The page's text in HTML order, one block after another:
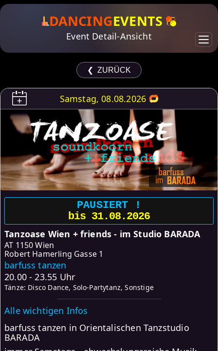
DANCINGEVENTS
Event Detail-Ansicht
❮ ZURÜCK
Samstag, 08.08.2026
PAUSIERT !
bis 31.08.2026
Tanzoase Wien + friends - im Studio BARADA
AT 1150 Wien
Robert Hamerling Gasse 1
barfuss tanzen
20.00 - 23.55 Uhr
Tänze: Disco Dance, Solo-Partytanz, Sonstige
Alle wichtigen Infos
barfuss tanzen in Orientalischen Tanzstudio
BARADA